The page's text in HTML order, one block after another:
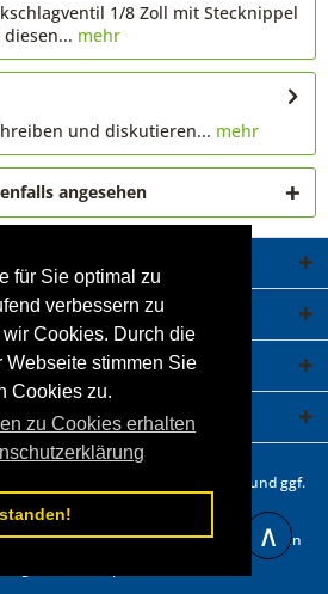
für Sie optimal zu
verbessern zu
Cookies. Durch die
Webseite stimmen Sie
Cookies zu.
zu Cookies erhalten
1/8 Zoll mit Stecknippel
mehr
und diskutieren... mehr
angesehen
und ggf.
wenn nicht anders beschrieben.
Preisangaben beziehen sich auf unseren
∧